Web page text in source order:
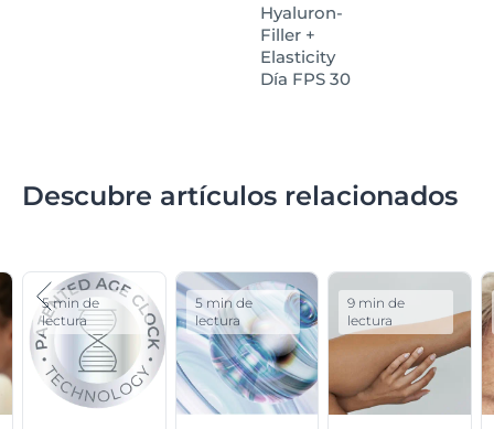
Hyaluron-
Filler +
Elasticity
Día FPS 30
Descubre artículos relacionados
5 min de
lectura
5 min de
lectura
9 min de
lectura